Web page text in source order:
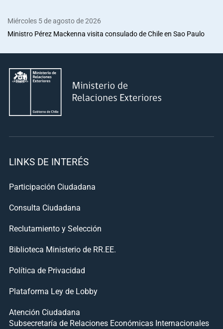
Miércoles 5 de agosto de 2026
Ministro Pérez Mackenna visita consulado de Chile en Sao Paulo
LINKS DE INTERÉS
Participación Ciudadana
Consulta Ciudadana
Reclutamiento y Selección
Biblioteca Ministerio de RR.EE.
Política de Privacidad
Plataforma Ley de Lobby
Atención Ciudadana
Subsecretaría de Relaciones Económicas Internacionales